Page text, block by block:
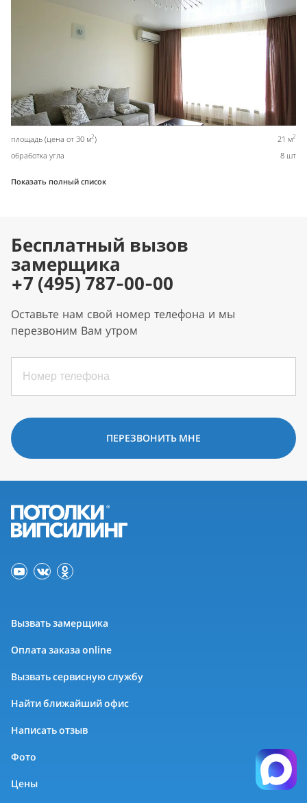
площадь (цена от 30 м2) 21 м2
обработка угла 8 шт
Показать полный список
Бесплатный вызов
замерщика
+7 (495) 787-00-00
Оставьте нам свой номер телефона и мы
перезвоним Вам утром
ПЕРЕЗВОНИТЬ МНЕ
Вызвать замерщика
Оплата заказа online
Вызвать сервисную службу
Найти ближайший офис
Написать отзыв
Фото
Цены